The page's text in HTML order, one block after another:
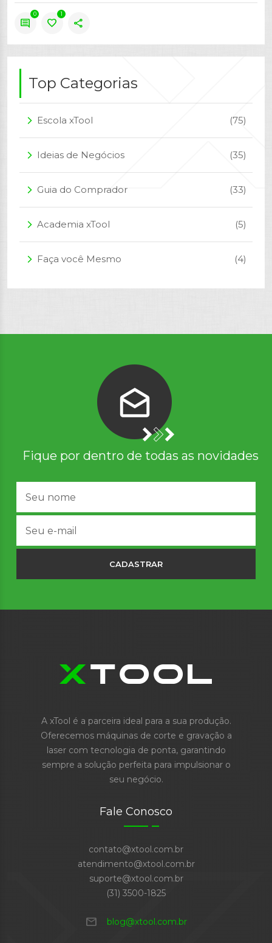
comment
0
favorite
1
share
Top Categorias
arrow_forward_ios Escola xTool (75)
arrow_forward_ios Ideias de Negócios (35)
arrow_forward_ios Guia do Comprador (33)
arrow_forward_ios Academia xTool (5)
arrow_forward_ios Faça você Mesmo (4)
Fique por dentro de todas as novidades
CADASTRAR
A xTool é a parceira ideal para a sua produção.
Oferecemos máquinas de corte e gravação a
laser com tecnologia de ponta, garantindo
sempre a solução perfeita para impulsionar o
seu negócio.
Fale Conosco
contato@xtool.com.br
atendimento@xtool.com.br
suporte@xtool.com.br
(31) 3500-1825
mail blog@xtool.com.br